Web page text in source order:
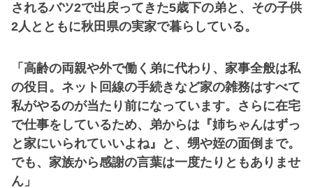
されるバツ2で出戻ってきた5歳下の弟と、その子供
2人とともに秋田県の実家で暮らしている。
「高齢の両親や外で働く弟に代わり、家事全般は私
の役目。ネット回線の手続きなど家の雑務はすべて
私がやるのが当たり前になっています。さらに在宅
で仕事をしているため、弟からは『姉ちゃんはずっ
と家にいられていいよね』と、甥や姪の面倒まで。
でも、家族から感謝の言葉は一度たりともありませ
ん」